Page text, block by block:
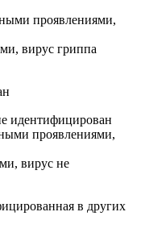
проявлениями,
вирус гриппа
идентифицирован
проявлениями,
вирус не
в других